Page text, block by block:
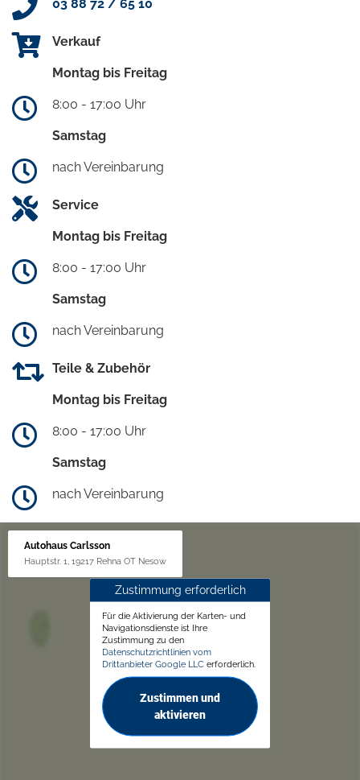
03 88 72 / 65 10
Verkauf
Montag bis Freitag
8:00 - 17:00 Uhr
Samstag
nach Vereinbarung
Service
Montag bis Freitag
8:00 - 17:00 Uhr
Samstag
nach Vereinbarung
Teile & Zubehör
Montag bis Freitag
8:00 - 17:00 Uhr
Samstag
nach Vereinbarung
Autohaus Carlsson
Hauptstr. 1, 19217 Rehna OT Nesow
Zustimmung erforderlich
Für die Aktivierung der Karten- und
Navigationsdienste ist Ihre
Zustimmung zu den
Datenschutzrichtlinien vom
Drittanbieter Google LLC erforderlich.
Zustimmen und
aktivieren